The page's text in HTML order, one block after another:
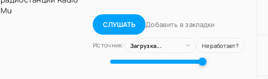
СЛУШАТЬ Добавить в закладки
Источник: Загрузка... Не работает?